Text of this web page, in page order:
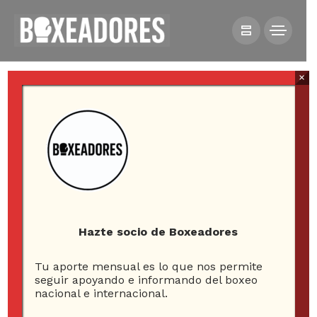
VIDEOS
TAMBIÉN CON DUDAS
Deontay Wilder regresa
Hazte socio de Boxeadores
Tu aporte mensual es lo que nos permite
seguir apoyando e informando del boxeo
nacional e internacional.
×